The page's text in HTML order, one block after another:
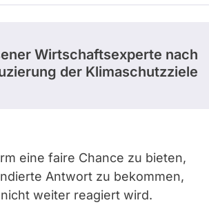
Wirtschaftsexperte nach
der Klimaschutzziele
eine faire Chance zu bieten,
Antwort zu bekommen,
weiter reagiert wird.